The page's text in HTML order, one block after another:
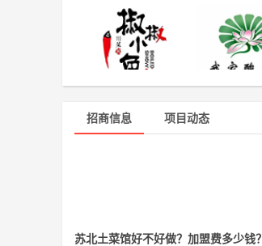
鱼你说酸菜鱼米饭
招商信息 项目动态
苏北土菜馆好不好做？加盟费多少钱？